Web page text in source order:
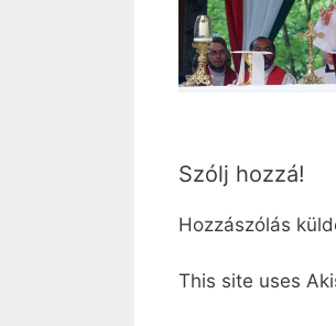
Szólj hozzá!
Hozzászólás
This site uses